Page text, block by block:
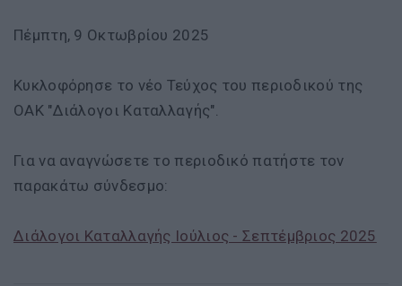
Πέμπτη, 9 Οκτωβρίου 2025
Κυκλοφόρησε το νέο Τεύχος του περιοδικού της
ΟΑΚ "Διάλογοι Καταλλαγής".
Για να αναγνώσετε το περιοδικό πατήστε τον
παρακάτω σύνδεσμο:
Διάλογοι Καταλλαγής Ιούλιος - Σεπτέμβριος 2025